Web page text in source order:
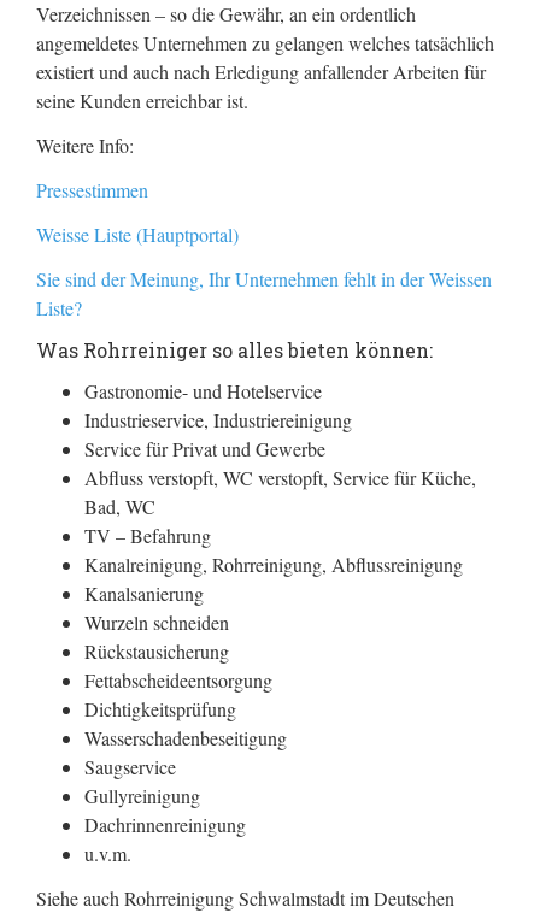
Verzeichnissen – so die Gewähr, an ein ordentlich
angemeldetes Unternehmen zu gelangen welches tatsächlich
existiert und auch nach Erledigung anfallender Arbeiten für
seine Kunden erreichbar ist.
Weitere Info:
Pressestimmen
Weisse Liste (Hauptportal)
Sie sind der Meinung, Ihr Unternehmen fehlt in der Weissen
Liste?
Was Rohrreiniger so alles bieten können:
Gastronomie- und Hotelservice
Industrieservice, Industriereinigung
Service für Privat und Gewerbe
Abfluss verstopft, WC verstopft, Service für Küche,
Bad, WC
TV – Befahrung
Kanalreinigung, Rohrreinigung, Abflussreinigung
Kanalsanierung
Wurzeln schneiden
Rückstausicherung
Fettabscheideentsorgung
Dichtigkeitsprüfung
Wasserschadenbeseitigung
Saugservice
Gullyreinigung
Dachrinnenreinigung
u.v.m.
Siehe auch Rohrreinigung Schwalmstadt im Deutschen